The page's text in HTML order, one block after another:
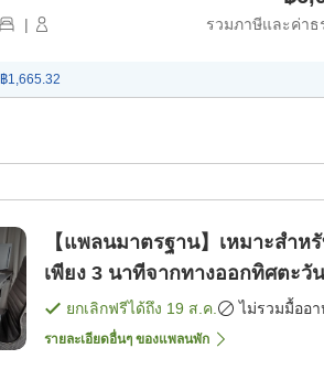
| รวมภาษีและค่าธ
฿1,665.32
【แพลนมาตรฐาน】เหมาะสำห
เพียง 3 นาทีจากทางออกทิศตะวั
พัก]ยกเลิกฟรีได้ถึง 19 ส.ค. ไม่รวมมื้ออา
รายละเอียดอื่นๆ ของแพลนพัก